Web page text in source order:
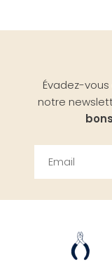
Évadez-
notre